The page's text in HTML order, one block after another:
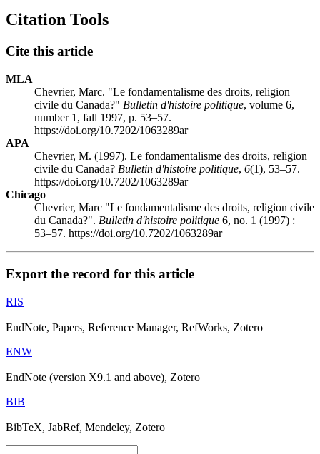
Citation Tools
Cite this article
MLA
Chevrier, Marc. "Le fondamentalisme des droits, religion
civile du Canada?" Bulletin d'histoire politique, volume 6,
number 1, fall 1997, p. 53–57.
https://doi.org/10.7202/1063289ar
APA
Chevrier, M. (1997). Le fondamentalisme des droits, religion
civile du Canada? Bulletin d'histoire politique, 6(1), 53–57.
https://doi.org/10.7202/1063289ar
Chicago
Chevrier, Marc "Le fondamentalisme des droits, religion civile
du Canada?". Bulletin d'histoire politique 6, no. 1 (1997) :
53–57. https://doi.org/10.7202/1063289ar
Export the record for this article
RIS
EndNote, Papers, Reference Manager, RefWorks, Zotero
ENW
EndNote (version X9.1 and above), Zotero
BIB
BibTeX, JabRef, Mendeley, Zotero